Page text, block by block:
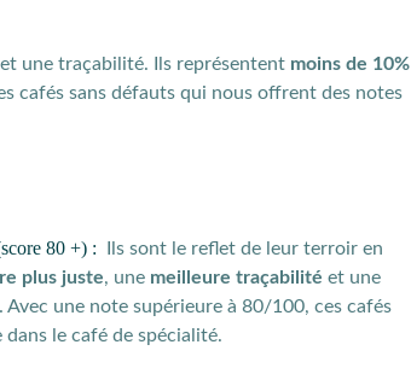
une traçabilité. Ils représentent moins de 10%
cafés sans défauts qui nous offrent des notes
80 +) :
Ils sont le reflet de leur terroir en
plus juste, une meilleure traçabilité et une
. Avec une note supérieure à 80/100, ces cafés
le café de spécialité.